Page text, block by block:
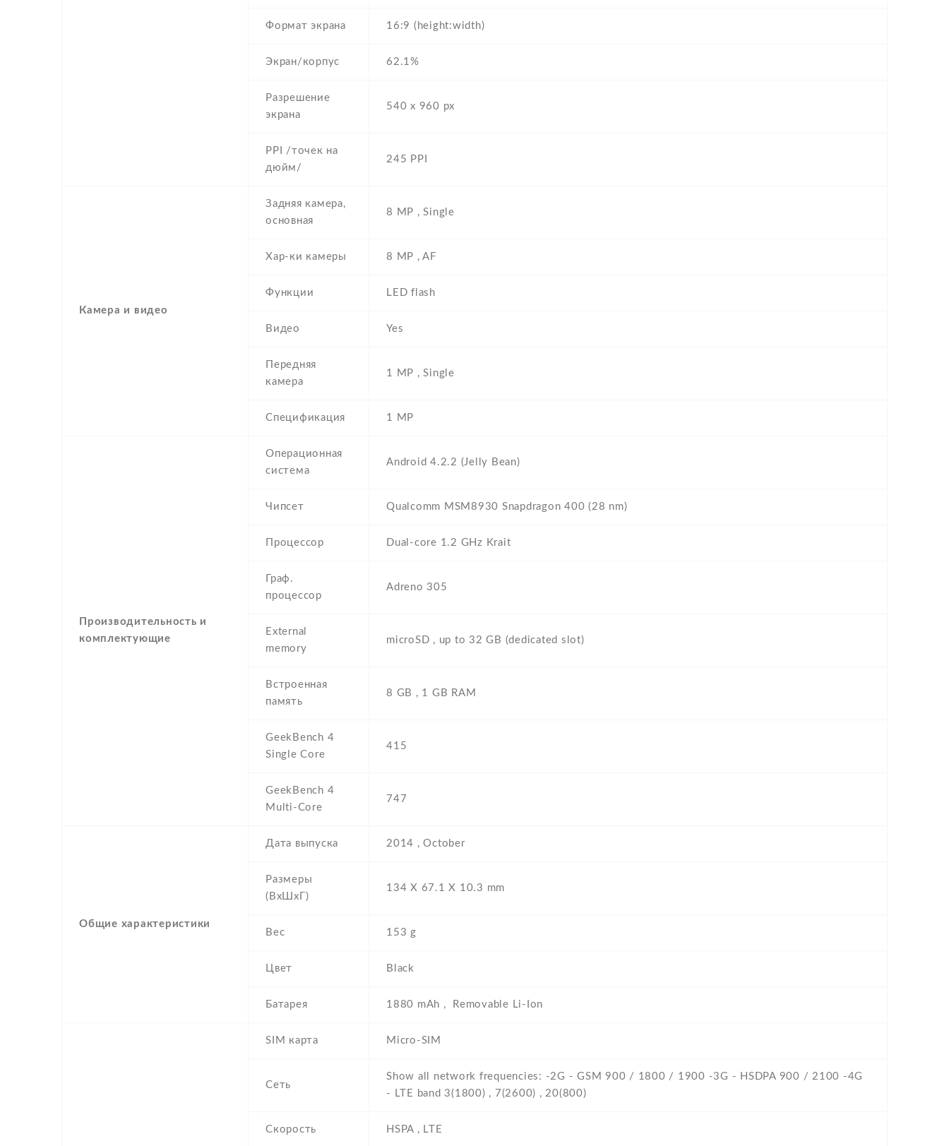
Формат экрана 16:9 (height:width)
Экран/корпус 62.1%
Разрешение
экрана
540 x 960 px
PPI /точек на
дюйм/
245 PPI
Камера и видео
Задняя камера,
основная
8 MP , Single
Хар-ки камеры 8 MP , AF
Функции LED flash
Видео Yes
Передняя
камера
1 MP , Single
Спецификация 1 MP
Производительность и
комплектующие
Операционная
система
Android 4.2.2 (Jelly Bean)
Чипсет Qualcomm MSM8930 Snapdragon 400 (28 nm)
Процессор Dual-core 1.2 GHz Krait
Граф.
процессор
Adreno 305
External
memory
microSD , up to 32 GB (dedicated slot)
Встроенная
память
8 GB , 1 GB RAM
GeekBench 4
Single Core
415
GeekBench 4
Multi-Core
747
Общие характеристики
Дата выпуска 2014 , October
Размеры
(ВхШхГ)
134 Х 67.1 Х 10.3 mm
Вес 153 g
Цвет Black
Батарея 1880 mAh , Removable Li-Ion
SIM карта Micro-SIM
Сеть
Show all network frequencies: -2G - GSM 900 / 1800 / 1900 -3G - HSDPA 900 / 2100 -4G
- LTE band 3(1800) , 7(2600) , 20(800)
Скорость HSPA , LTE